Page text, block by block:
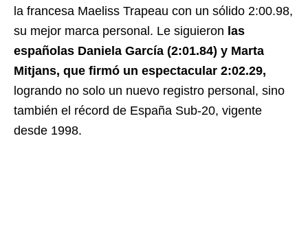
la francesa Maeliss Trapeau con un sólido 2:00.98,
su mejor marca personal. Le siguieron las
españolas Daniela García (2:01.84) y Marta
Mitjans, que firmó un espectacular 2:02.29,
logrando no solo un nuevo registro personal, sino
también el récord de España Sub-20, vigente
desde 1998.